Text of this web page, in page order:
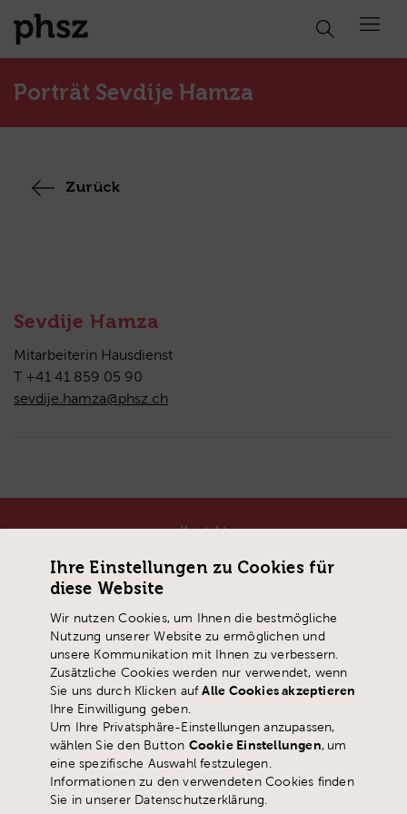
Porträt Sevdije Hamza
Zurück
Sevdije Hamza
Mitarbeiterin Hausdienst
T +41 41 859 05 90
sevdije.hamza@phsz.ch
Kontakt
Zaystrasse 42
CH-6410 Goldau
T+41 41 859 05 90
info@phsz.ch
Ihre Einstellungen zu Cookies für
diese Website
Wir nutzen Cookies, um Ihnen die bestmögliche
Nutzung unserer Website zu ermöglichen und
unsere Kommunikation mit Ihnen zu verbessern.
Zusätzliche Cookies werden nur verwendet, wenn
Sie uns durch Klicken aufAlle Cookies akzeptieren
Ihre Einwilligung geben.
Um Ihre Privatsphäre-Einstellungen anzupassen,
wählen Sie den Button Cookie Einstellungen, um
eine spezifische Auswahl festzulegen.
Informationen zu den verwendeten Cookies finden
Sie in unserer Datenschutzerklärung.